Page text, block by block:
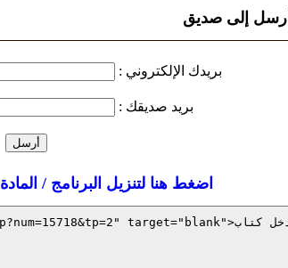
أرسل إلى صديق
. بريدك الإلكتروني :
. بريد صديقك :
اضغط هنا لتنزيل البرنامج / المادة